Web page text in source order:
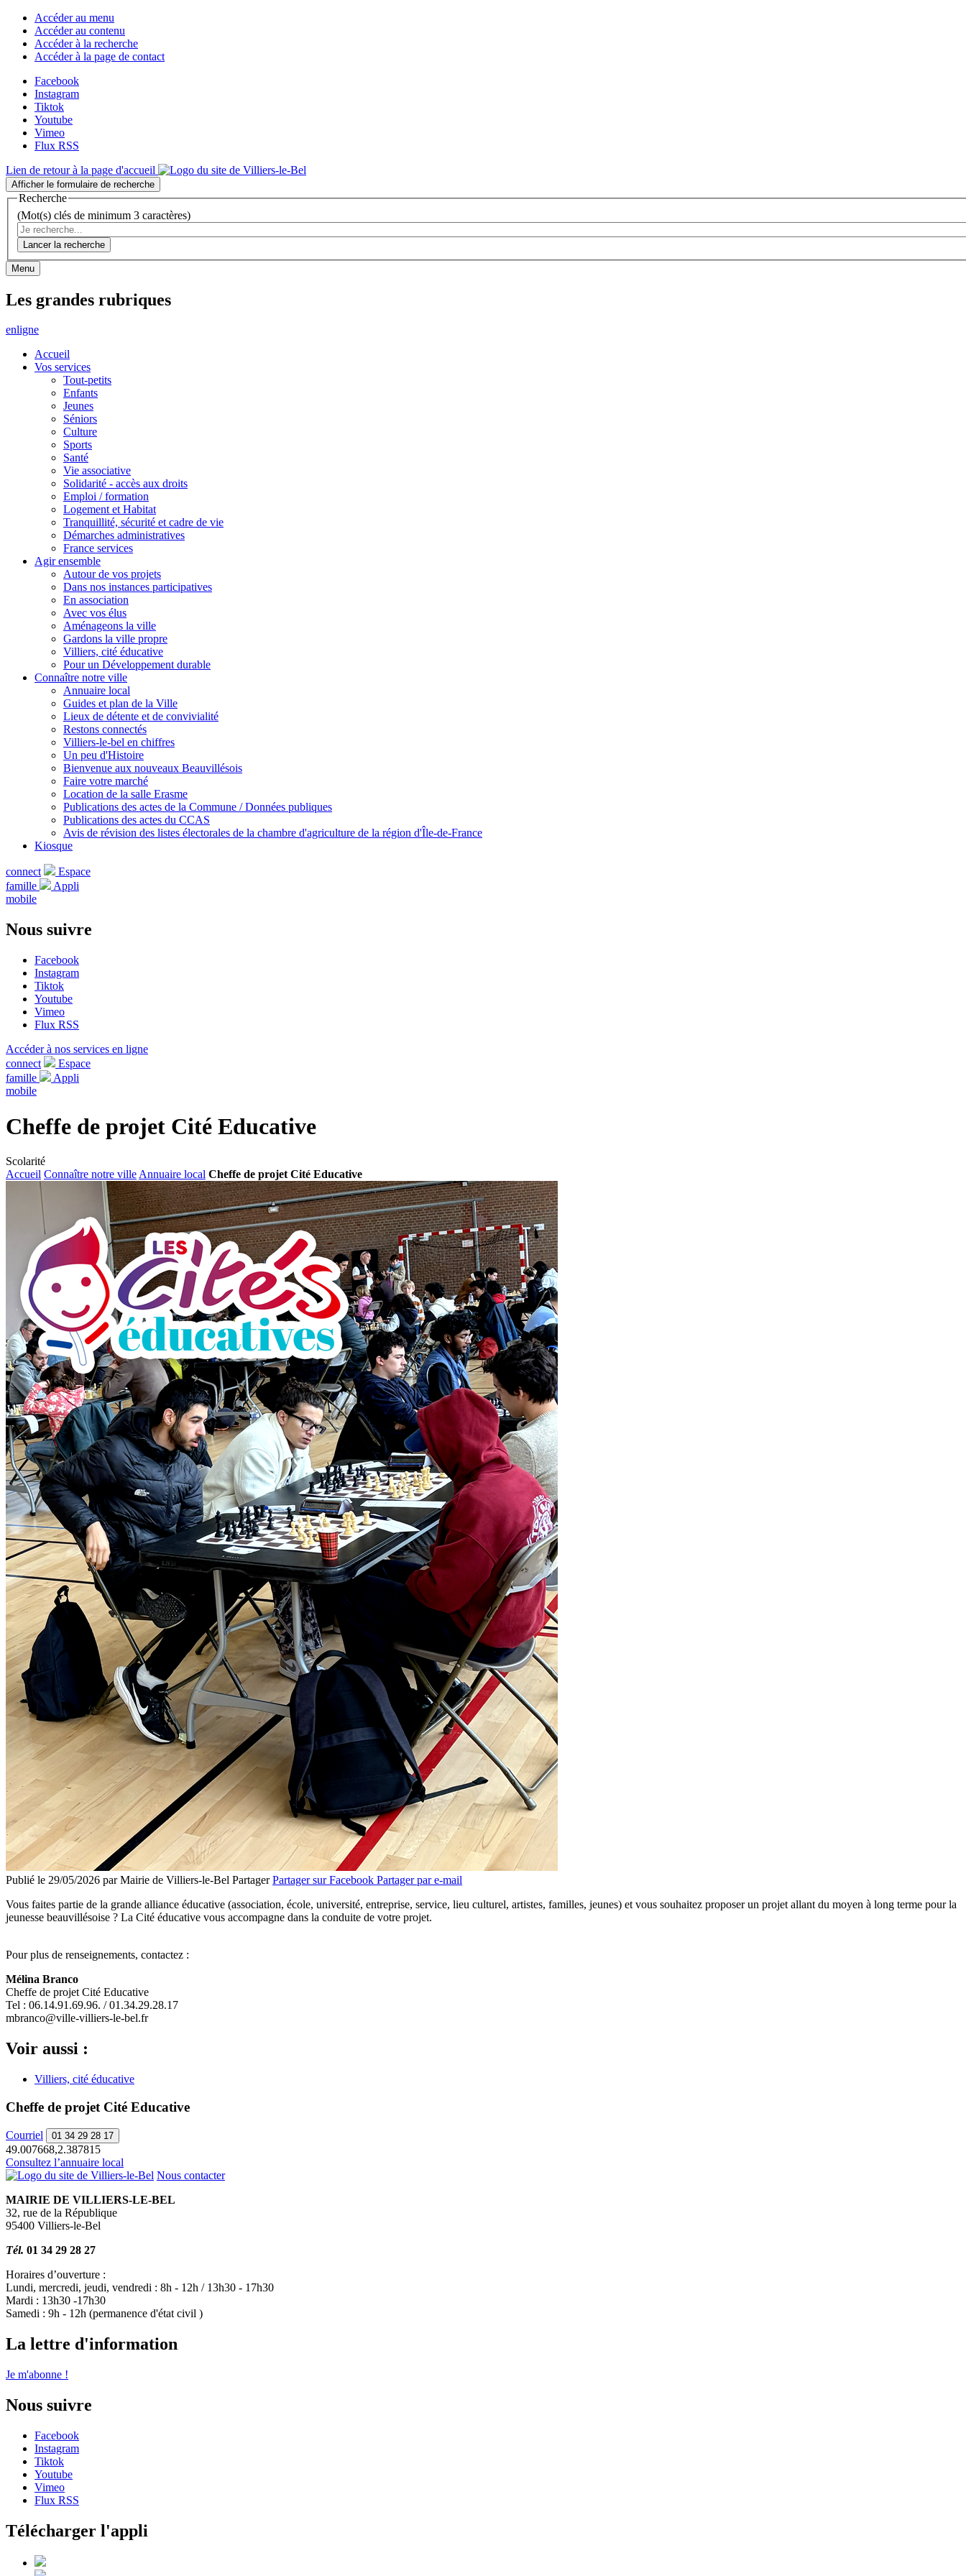
Accéder au menu
Accéder au contenu
Accéder à la recherche
Accéder à la page de contact
Facebook
Instagram
Tiktok
Youtube
Vimeo
Flux RSS
Lien de retour à la page d'accueil
Afficher le formulaire de recherche
Recherche
(Mot(s) clés de minimum 3 caractères)
Lancer la recherche
Menu
Les grandes rubriques
enligne
Accueil
Vos services
Tout-petits
Enfants
Jeunes
Séniors
Culture
Sports
Santé
Vie associative
Solidarité - accès aux droits
Emploi / formation
Logement et Habitat
Tranquillité, sécurité et cadre de vie
Démarches administratives
France services
Agir ensemble
Autour de vos projets
Dans nos instances participatives
En association
Avec vos élus
Aménageons la ville
Gardons la ville propre
Villiers, cité éducative
Pour un Développement durable
Connaître notre ville
Annuaire local
Guides et plan de la Ville
Lieux de détente et de convivialité
Restons connectés
Villiers-le-bel en chiffres
Un peu d'Histoire
Bienvenue aux nouveaux Beauvillésois
Faire votre marché
Location de la salle Erasme
Publications des actes de la Commune / Données publiques
Publications des actes du CCAS
Avis de révision des listes électorales de la chambre d'agriculture de la région d'Île-de-France
Kiosque
connect
Espace
famille
Appli
mobile
Nous suivre
Facebook
Instagram
Tiktok
Youtube
Vimeo
Flux RSS
Accéder à nos services en ligne
connect
Espace
famille
Appli
mobile
Cheffe de projet Cité Educative
Scolarité
Accueil Connaître notre ville Annuaire local Cheffe de projet Cité Educative
Publié le 29/05/2026 par Mairie de Villiers-le-Bel Partager Partager sur Facebook Partager par e-mail
Vous faites partie de la grande alliance éducative (association, école, université, entreprise, service, lieu culturel, artistes, familles, jeunes) et vous souhaitez proposer un projet allant du moyen à long terme pour la
jeunesse beauvillésoise ? La Cité éducative vous accompagne dans la conduite de votre projet.
Pour plus de renseignements, contactez :
Mélina Branco
Cheffe de projet Cité Educative
Tel : 06.14.91.69.96. / 01.34.29.28.17
mbranco@ville-villiers-le-bel.fr
Voir aussi :
Villiers, cité éducative
Cheffe de projet Cité Educative
Courriel 01 34 29 28 17
49.007668,2.387815
Consultez l’annuaire local
Nous contacter
MAIRIE DE VILLIERS-LE-BEL
32, rue de la République
95400 Villiers-le-Bel
Tél. 01 34 29 28 27
Horaires d’ouverture :
Lundi, mercredi, jeudi, vendredi : 8h - 12h / 13h30 - 17h30
Mardi : 13h30 -17h30
Samedi : 9h - 12h (permanence d'état civil )
La lettre d'information
Je m'abonne !
Nous suivre
Facebook
Instagram
Tiktok
Youtube
Vimeo
Flux RSS
Télécharger l'appli